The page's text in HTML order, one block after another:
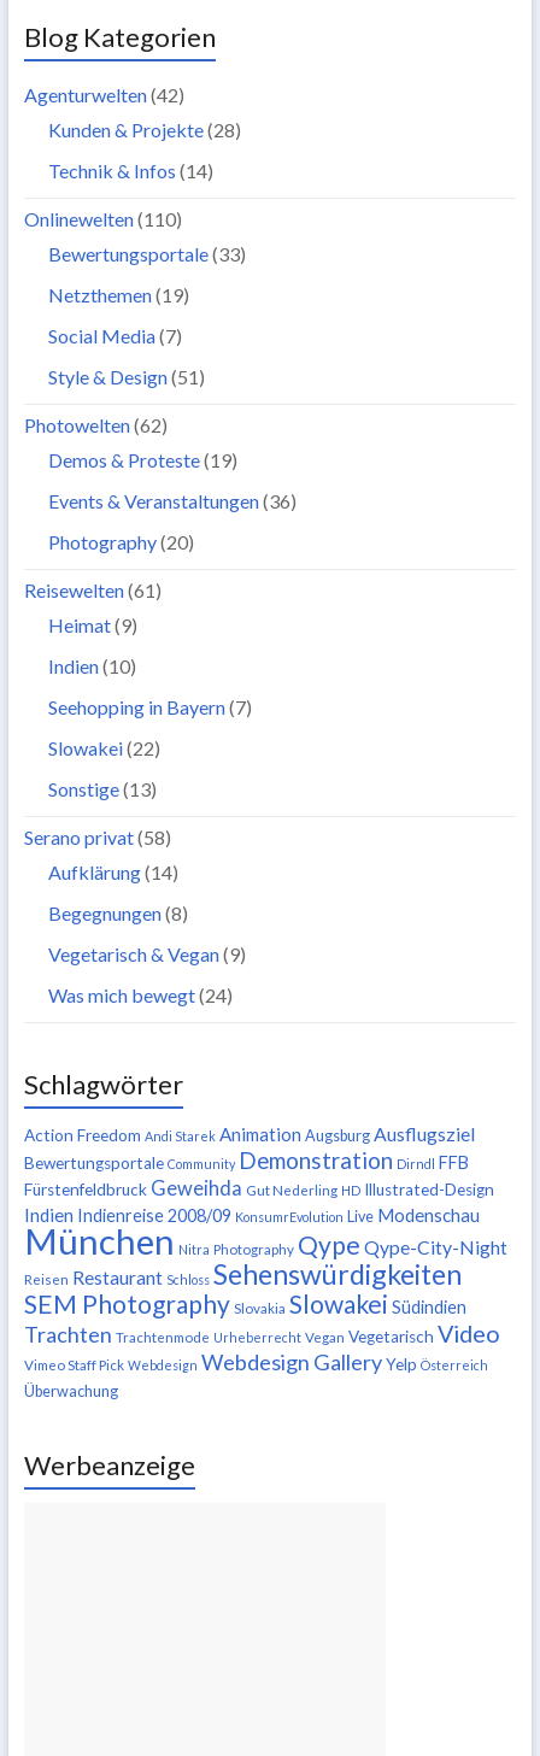
Blog Kategorien
Agenturwelten(42)
Kunden & Projekte(28)
Technik & Infos (14)
Onlinewelten(110)
Bewertungsportale(33)
Netzthemen(19)
Social Media(7)
Style & Design(51)
Photowelten(62)
Demos & Proteste(19)
Events & Veranstaltungen(36)
Photography(20)
Reisewelten(61)
Heimat(9)
Indien(10)
Seehopping in Bayern(7)
Slowakei(22)
Sonstige(13)
Serano privat(58)
Aufklärung(14)
Begegnungen(8)
Vegetarisch & Vegan(9)
Was mich bewegt(24)
Schlagwörter
Action Freedom Andi Starek Animation Augsburg Ausflugsziel
Bewertungsportale Community Demonstration Dirndl FFB
Fürstenfeldbruck Geweihda Gut Nederling HD Illustrated-Design
Indien Indienreise 2008/09 KonsumrEvolution Live Modenschau
München Nitra Photography Qype Qype-City-Night
Reisen Restaurant Schloss Sehenswürdigkeiten
SEM Photography Slovakia Slowakei Südindien
Trachten Trachtenmode Urheberrecht Vegan Vegetarisch Video
Vimeo Staff Pick Webdesign Webdesign Gallery Yelp Österreich
Überwachung
Werbeanzeige